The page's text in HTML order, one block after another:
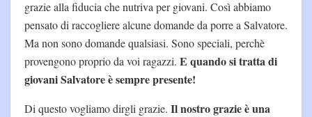
grazie alla fiducia che nutriva per giovani. Così abbiamo
pensato di raccogliere alcune domande da porre a Salvatore.
Ma non sono domande qualsiasi. Sono speciali, perchè
provengono proprio da voi ragazzi. E quando si tratta di
giovani Salvatore è sempre presente!
Di questo vogliamo dirgli grazie. Il nostro grazie è una